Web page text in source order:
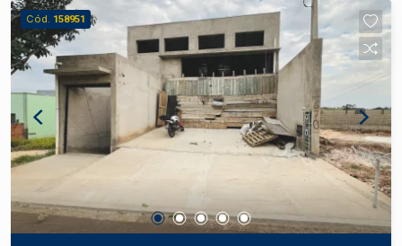
Aquecedor
Cód. 158951